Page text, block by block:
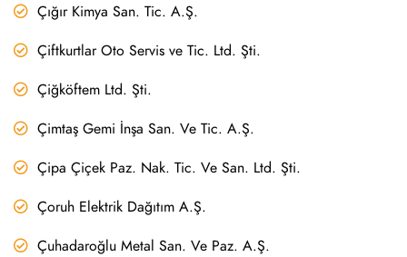
Çığır Kimya San. Tic. A.Ş.
Çiftkurtlar Oto Servis ve Tic. Ltd. Şti.
Çiğköftem Ltd. Şti.
Çimtaş Gemi İnşa San. Ve Tic. A.Ş.
Çipa Çiçek Paz. Nak. Tic. Ve San. Ltd. Şti.
Çoruh Elektrik Dağıtım A.Ş.
Çuhadaroğlu Metal San. Ve Paz. A.Ş.